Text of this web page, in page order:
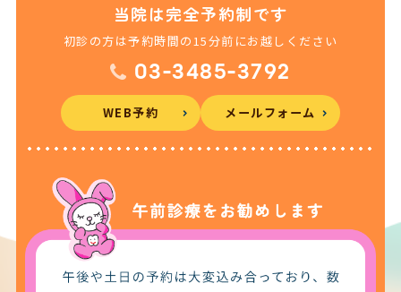
当院は完全予約制です
初診の方は予約時間の15分前にお越しください
03-3485-3792
WEB予約 メールフォーム